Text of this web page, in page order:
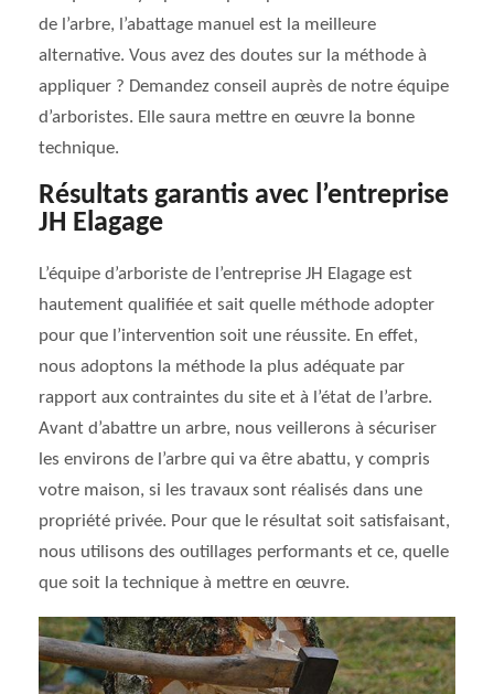
de l’arbre, l’abattage manuel est la meilleure
alternative. Vous avez des doutes sur la méthode à
appliquer ? Demandez conseil auprès de notre équipe
d’arboristes. Elle saura mettre en œuvre la bonne
technique.
Résultats garantis avec l’entreprise
JH Elagage
L’équipe d’arboriste de l’entreprise JH Elagage est
hautement qualifiée et sait quelle méthode adopter
pour que l’intervention soit une réussite. En effet,
nous adoptons la méthode la plus adéquate par
rapport aux contraintes du site et à l’état de l’arbre.
Avant d’abattre un arbre, nous veillerons à sécuriser
les environs de l’arbre qui va être abattu, y compris
votre maison, si les travaux sont réalisés dans une
propriété privée. Pour que le résultat soit satisfaisant,
nous utilisons des outillages performants et ce, quelle
que soit la technique à mettre en œuvre.